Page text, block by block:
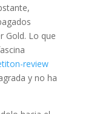
Gold. Lo que
review
y no ha